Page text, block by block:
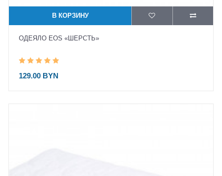
В КОРЗИНУ
ОДЕЯЛО EOS «ШЕРСТЬ»
129.00 BYN